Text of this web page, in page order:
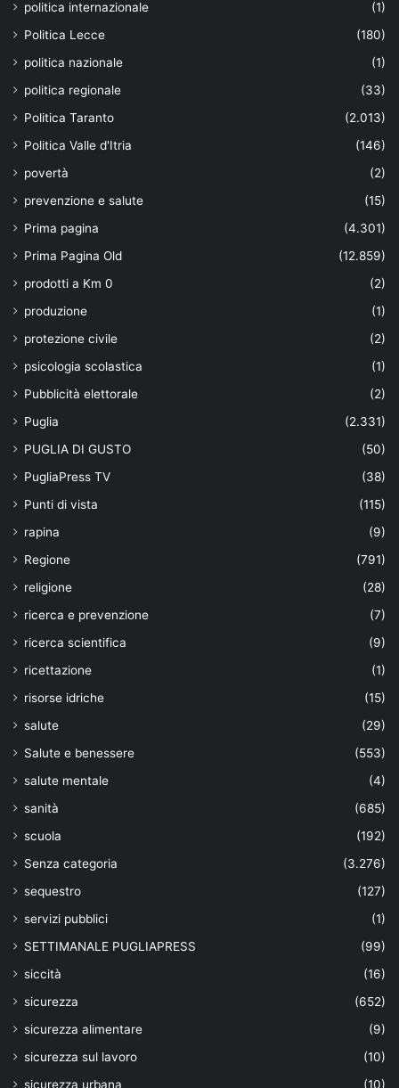
politica internazionale
(1)
Politica Lecce
(180)
politica nazionale
(1)
politica regionale
(33)
Politica Taranto
(2.013)
Politica Valle d'Itria
(146)
povertà
(2)
prevenzione e salute
(15)
Prima pagina
(4.301)
Prima Pagina Old
(12.859)
prodotti a Km 0
(2)
produzione
(1)
protezione civile
(2)
psicologia scolastica
(1)
Pubblicità elettorale
(2)
Puglia
(2.331)
PUGLIA DI GUSTO
(50)
PugliaPress TV
(38)
Punti di vista
(115)
rapina
(9)
Regione
(791)
religione
(28)
ricerca e prevenzione
(7)
ricerca scientifica
(9)
ricettazione
(1)
risorse idriche
(15)
salute
(29)
Salute e benessere
(553)
salute mentale
(4)
sanità
(685)
scuola
(192)
Senza categoria
(3.276)
sequestro
(127)
servizi pubblici
(1)
SETTIMANALE PUGLIAPRESS
(99)
siccità
(16)
sicurezza
(652)
sicurezza alimentare
(9)
sicurezza sul lavoro
(10)
sicurezza urbana
(10)